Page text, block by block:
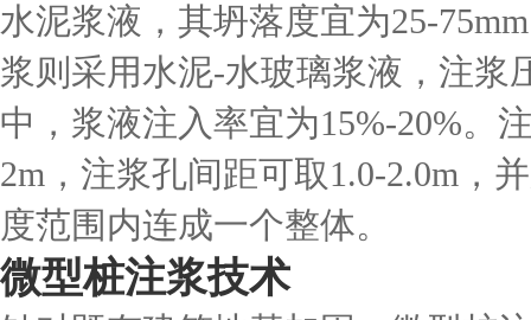
水泥浆液，其坍落度宜为25-
浆则采用水泥-水玻璃浆液，注浆
中，浆液注入率宜为15%-20%。
2m，注浆孔间距可取1.0-2.0m，
度范围内连成一个整体。
微型桩注浆技术